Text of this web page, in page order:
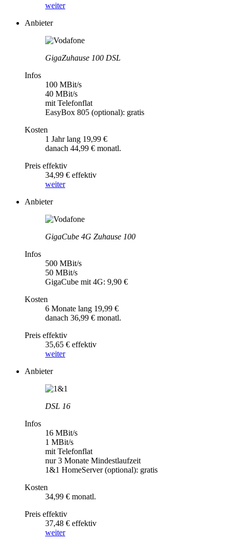
weiter
Anbieter
GigaZuhause 100 DSL
Infos
100 MBit/s
40 MBit/s
mit Telefonflat
EasyBox 805 (optional): gratis
Kosten
1 Jahr lang 19,99 €
danach 44,99 € monatl.
Preis effektiv
34,99 € effektiv
weiter
Anbieter
GigaCube 4G Zuhause 100
Infos
500 MBit/s
50 MBit/s
GigaCube mit 4G: 9,90 €
Kosten
6 Monate lang 19,99 €
danach 36,99 € monatl.
Preis effektiv
35,65 € effektiv
weiter
Anbieter
DSL 16
Infos
16 MBit/s
1 MBit/s
mit Telefonflat
nur 3 Monate Mindestlaufzeit
1&1 HomeServer (optional): gratis
Kosten
34,99 € monatl.
Preis effektiv
37,48 € effektiv
weiter